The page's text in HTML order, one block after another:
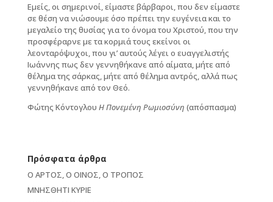
Εμείς, οι σημερινοί, είμαστε βάρβαροι, που δεν είμαστε
σε θέση να νιώσουμε όσο πρέπει την ευγένεια και το
μεγαλείο της θυσίας για το όνομα του Χριστού, που την
προσφέραρνε με τα κορμιά τους εκείνοι οι
λεονταρόψυχοι, που γι’ αυτούς λέγει ο ευαγγελιστής
Ιωάννης πως δεν γεννηθήκανε από αίματα, μήτε από
θέλημα της σάρκας, μήτε από θέλημα αντρός, αλλά πως
γεννηθήκανε από τον Θεό.
Φώτης Κόντογλου Η Πονεμένη Ρωμιοσύνη (απόσπασμα)
Πρόσφατα άρθρα
Ο ΑΡΤΟΣ, Ο ΟΙΝΟΣ, Ο ΤΡΟΠΟΣ
ΜΝΗΣΘΗΤΙ ΚΥΡΙΕ